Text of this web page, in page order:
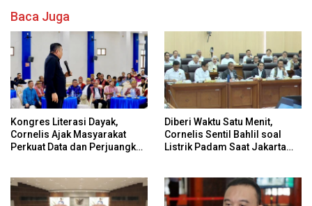
Baca Juga
Kongres Literasi Dayak,
Cornelis Ajak Masyarakat
Perkuat Data dan Perjuangkan
Diberi Waktu Satu Menit,
Cornelis Sentil Bahlil soal
Listrik Padam Saat Jakarta